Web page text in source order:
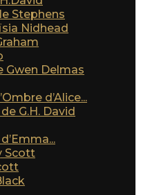
Stephens
Nidhead
Gwen Delmas
d’Alice...
G.H. David
Scott